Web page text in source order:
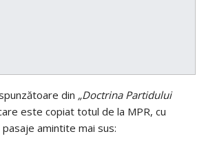
din „Doctrina Partidului
este copiat totul de la MPR, cu
amintite mai sus: